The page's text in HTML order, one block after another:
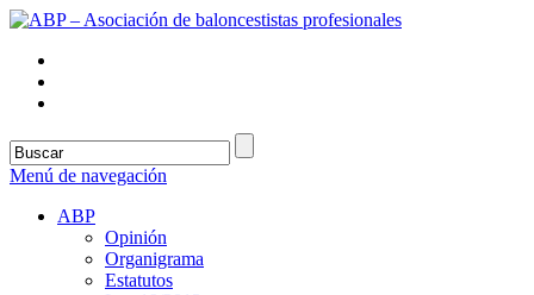
Menú de navegación
ABP
Opinión
Organigrama
Estatutos